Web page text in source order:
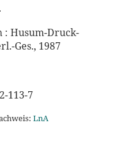
: Husum-Druck-
Ges., 1987
113-7
LnA